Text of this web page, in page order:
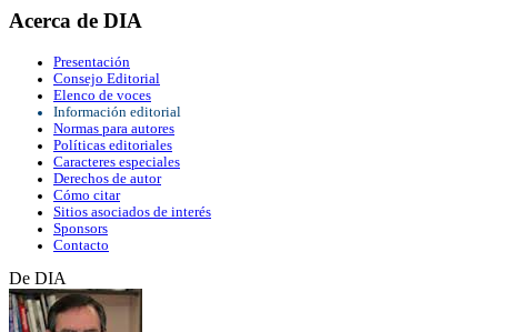
Acerca de DIA
Presentación
Consejo Editorial
Elenco de voces
Información editorial
Normas para autores
Políticas editoriales
Caracteres especiales
Derechos de autor
Cómo citar
Sitios asociados de interés
Sponsors
Contacto
De DIA